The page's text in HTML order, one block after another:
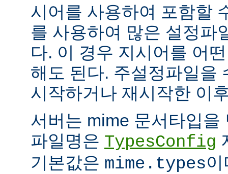
시어를 사용하여 포함할
를 사용하여 많은 설정파
다. 이 경우 지시어를 어
해도 된다. 주설정파일을
시작하거나 재시작한 이
서버는 mime 문서타입을
파일명은 TypesConfig
기본값은 mime.types이